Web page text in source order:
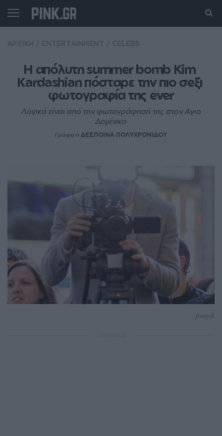
H απόλυτη summer bοmb Kim
Kardashian πόσταρε την πιο σeξι
φωτογραφία της ever
Λογικά είναι από την φωτογράφησή της στον Αγιο
Δομίνικο
Γράφει η ΔΕΣΠΟΙΝΑ ΠΟΛΥΧΡΟΝΙΔΟΥ
freepik